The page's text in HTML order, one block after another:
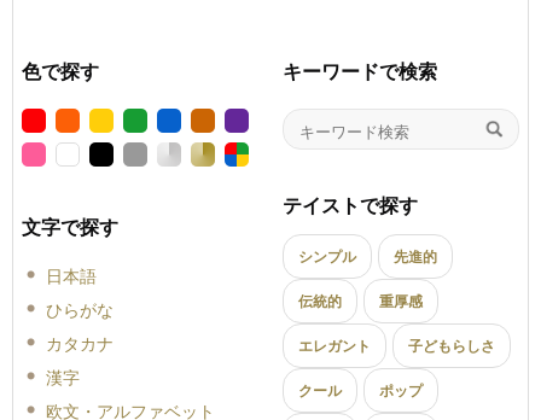
色で探す
文字で探す
日本語
ひらがな
カタカナ
漢字
欧文・アルファベット
キーワードで検索
テイストで探す
シンプル 先進的
伝統的 重厚感
エレガント 子どもらしさ
クール ポップ